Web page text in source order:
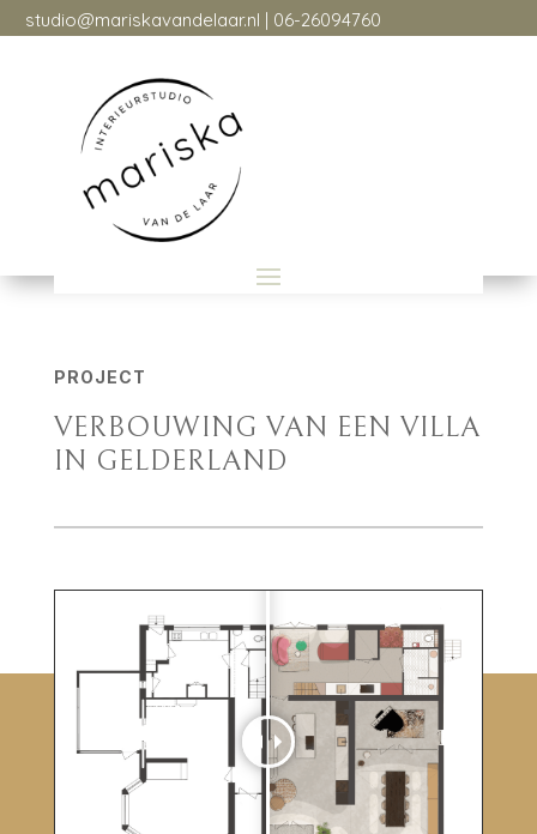
studio@mariskavandelaar.nl | 06-26094760
studio@mariskavandelaar.nl
PROJECT
VERBOUWING VAN EEN VILLA
IN GELDERLAND